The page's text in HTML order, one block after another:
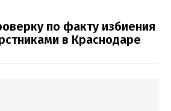
по факту избиения
в Краснодаре